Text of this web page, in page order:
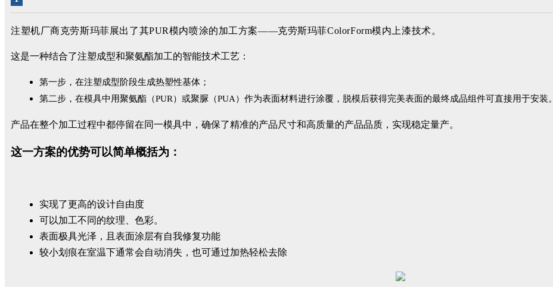
注塑机厂商克劳斯玛菲展出了其PUR模内喷涂的加工方案——克劳斯玛菲ColorForm模内上漆技术。
这是一种结合了注塑成型和聚氨酯加工的智能技术工艺：
第一步，在注塑成型阶段生成热塑性基体；
第二步，在模具中用聚氨酯（PUR）或聚脲（PUA）作为表面材料进行涂覆，脱模后获得完美表面的最终成品组件可直接用于安装。
产品在整个加工过程中都停留在同一模具中，确保了精准的产品尺寸和高质量的产品品质，实现稳定量产。
这一方案的优势可以简单概括为：
实现了更高的设计自由度
可以加工不同的纹理、色彩。
表面极具光泽，且表面涂层有自我修复功能
较小划痕在室温下通常会自动消失，也可通过加热轻松去除